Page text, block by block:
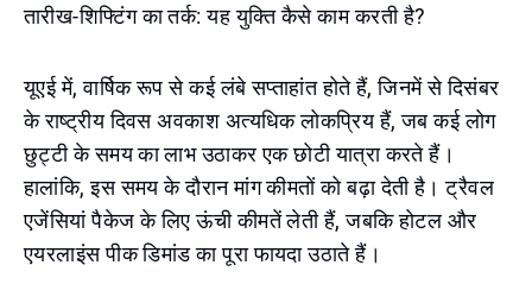
तारीख-शिफ्टिंग का तर्क: यह युक्ति कैसे काम करती है?
यूएई में, वार्षिक रूप से कई लंबे सप्ताहांत होते हैं, जिनमें से दिसंबर
के राष्ट्रीय दिवस अवकाश अत्यधिक लोकप्रिय हैं, जब कई लोग
छुट्टी के समय का लाभ उठाकर एक छोटी यात्रा करते हैं।
हालांकि, इस समय के दौरान मांग कीमतों को बढ़ा देती है। ट्रैवल
एजेंसियां पैकेज के लिए ऊंची कीमतें लेती हैं, जबकि होटल और
एयरलाइंस पीक डिमांड का पूरा फायदा उठाते हैं।